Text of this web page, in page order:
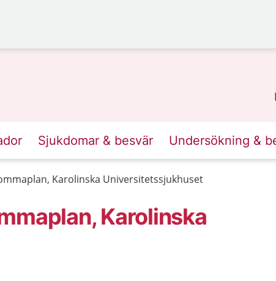
Sjukdomar & besvär Undersökning &
Karolinska Universitetssjukhuset
Karolinska